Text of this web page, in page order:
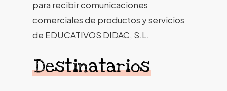
para recibir comunicaciones
comerciales de productos y servicios
de EDUCATIVOS DIDAC, S.L.
Destinatarios